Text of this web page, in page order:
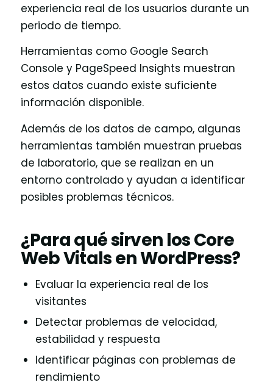
experiencia real de los usuarios durante un
periodo de tiempo.
Herramientas como Google Search
Console y PageSpeed Insights muestran
estos datos cuando existe suficiente
información disponible.
Además de los datos de campo, algunas
herramientas también muestran pruebas
de laboratorio, que se realizan en un
entorno controlado y ayudan a identificar
posibles problemas técnicos.
¿Para qué sirven los Core
Web Vitals en WordPress?
Evaluar la experiencia real de los
visitantes
Detectar problemas de velocidad,
estabilidad y respuesta
Identificar páginas con problemas de
rendimiento